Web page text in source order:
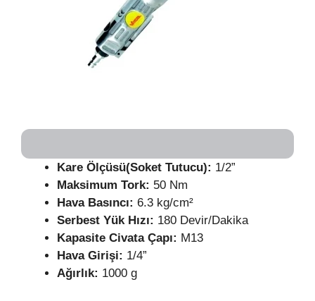
Kare Ölçüsü(Soket Tutucu): 1/2”
Maksimum Tork: 50 Nm
Hava Basıncı: 6.3 kg/cm²
Serbest Yük Hızı: 180 Devir/Dakika
Kapasite Civata Çapı: M13
Hava Girişi: 1/4”
Ağırlık: 1000 g